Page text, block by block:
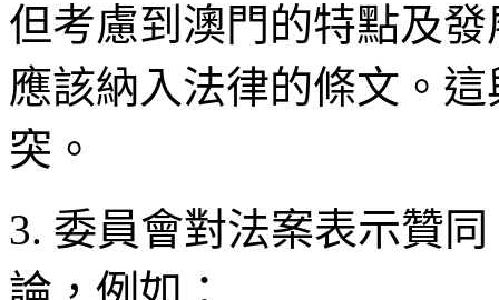
但考慮到澳門的特點及
應該納入法律的條文。
突。
3. 委員會對法案表示贊